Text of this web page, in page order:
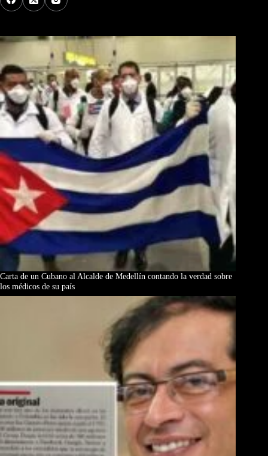
Carta de un Cubano al Alcalde de Medellín contando la verdad sobre
los médicos de su país